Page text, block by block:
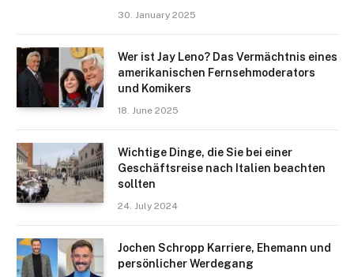
30. January 2025
Wer ist Jay Leno? Das Vermächtnis eines
amerikanischen Fernsehmoderators
und Komikers
18. June 2025
Wichtige Dinge, die Sie bei einer
Geschäftsreise nach Italien beachten
sollten
24. July 2024
Jochen Schropp Karriere, Ehemann und
persönlicher Werdegang